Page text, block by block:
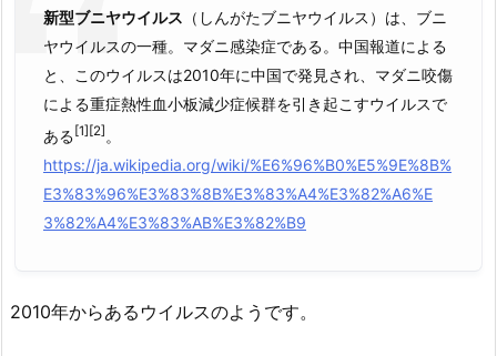
新型ブニヤウイルス （しんがたブニヤウイルス）は、ブニ
ヤウイルスの一種。マダニ感染症である。中国報道による
と、このウイルスは2010年に中国で発見され、マダニ咬傷
による重症熱性血小板減少症候群を引き起こすウイルスで
ある [1] [2] 。
https://ja.wikipedia.org/wiki/%E6%96%B0%E5%9E%8B%
E3%83%96%E3%83%8B%E3%83%A4%E3%82%A6%E
3%82%A4%E3%83%AB%E3%82%B9
2010年からあるウイルスのようです。